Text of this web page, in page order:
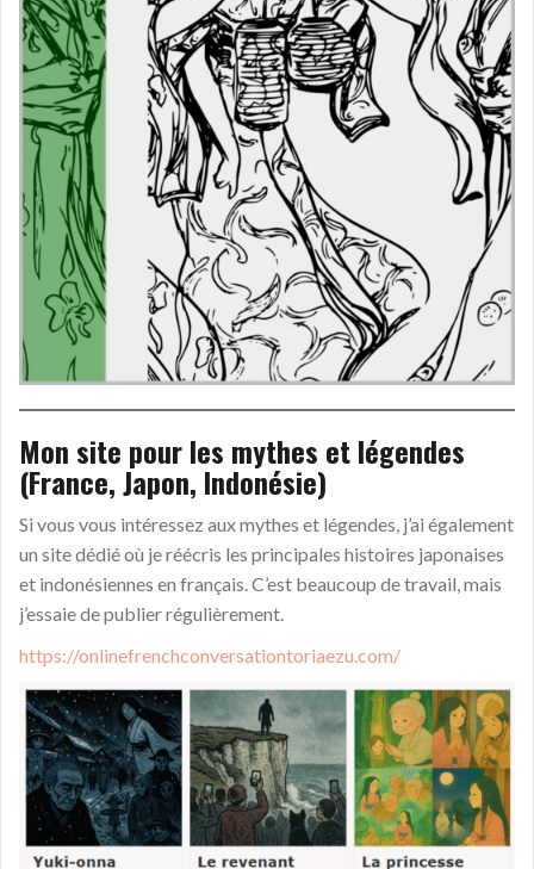
Mon site pour les mythes et légendes
(France, Japon, Indonésie)
Si vous vous intéressez aux mythes et légendes, j’ai également
un site dédié où je réécris les principales histoires japonaises
et indonésiennes en français. C’est beaucoup de travail, mais
j’essaie de publier régulièrement.
https://onlinefrenchconversationtoriaezu.com/